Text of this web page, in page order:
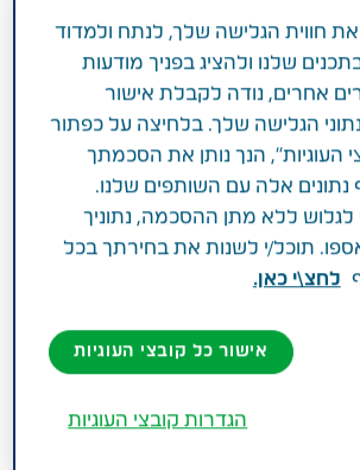
הורים מטפלים
של הורים מטפלים
חווית הגלישה שלך, לנתח ולמדוד
שלנו ולהציג בפניך מודעות
אחרים, נודה לקבלת אישור
הגלישה שלך. בלחיצה על כפתור
העוגיות", הנך נותן את הסכמתך
נתונים אלה עם השותפים שלנו.
לגלוש ללא מתן ההסכמה, נתוניך
תוכל/י לשנות את בחירתך בכל
לחצ\י כאן.
אישור כל קובצי העוגיות
הגדרות קובצי העוגיות